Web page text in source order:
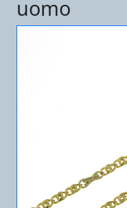
uomo